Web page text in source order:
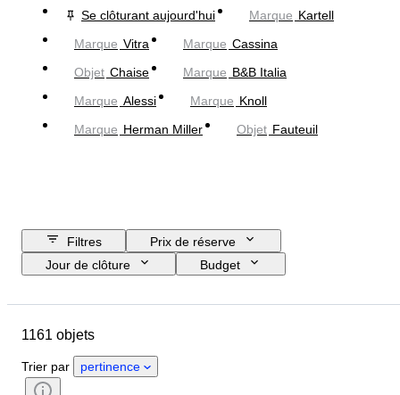
Se clôturant aujourd'hui
Marque Kartell
Marque Vitra Marque Cassina
Objet Chaise Marque B&B Italia
Marque Alessi Marque Knoll
Marque Herman Miller Objet Fauteuil
Filtres
Prix de réserve
Jour de clôture
Budget
Pays d’origine
Genre
État
Époque
1161 objets
Trier par pertinence